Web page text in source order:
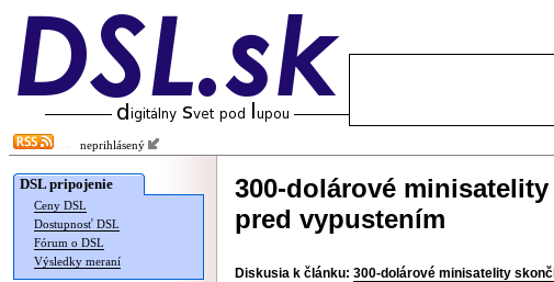
neprihlásený
DSL pripojenie
Ceny DSL
Dostupnosť DSL
Fórum o DSL
Výsledky meraní
300-dolárové
pred vypustením
Diskusia k článku: 300-dolárové minisatelity